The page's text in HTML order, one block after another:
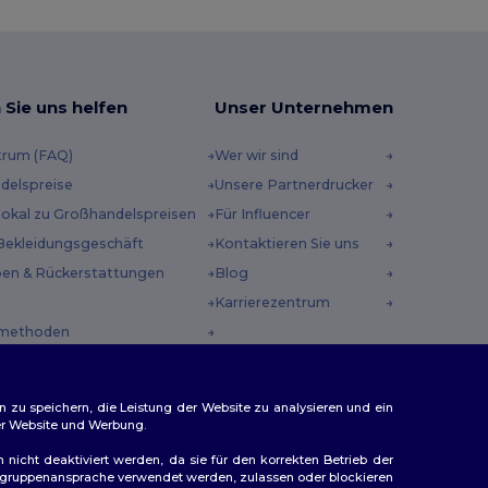
Sie uns helfen
(FAQ)
zu Großhandelspreisen
& Rückerstattungen
Unser Unternehmen
Wer wir sind
Unsere Partnerdrucker
Für Influencer
Kontaktieren Sie uns
Blog
Karrierezentrum
speichern, die Leistung der Website zu analysieren und ein
Website und Werbung.
nicht deaktiviert werden, da sie für den korrekten Betrieb der
verwendet werden, zulassen oder blockieren